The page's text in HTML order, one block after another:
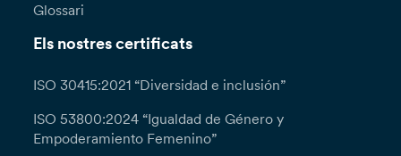
Glossari
Els nostres certificats
ISO 30415:2021 “Diversidad e inclusión”
ISO 53800:2024 “Igualdad de Género y
Empoderamiento Femenino”